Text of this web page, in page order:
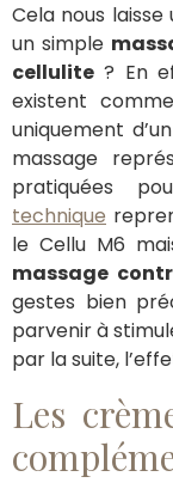
Cela nous
un simple
cellulite ? En
existent
uniquement
massage
pratiquées
technique
le Cellu M6
massage
gestes bien
parvenir à
par la suite,
Les